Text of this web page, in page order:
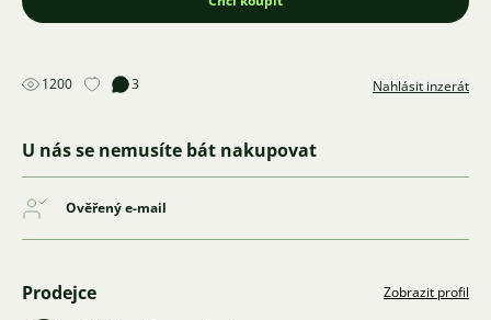
1200 3 Nahlásit inzerát
U nás se nemusíte bát nakupovat
Ověřený e-mail
Prodejce Zobrazit profil